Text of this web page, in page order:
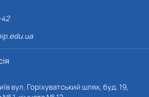
вул. Горіхуватський шлях, буд. 19,